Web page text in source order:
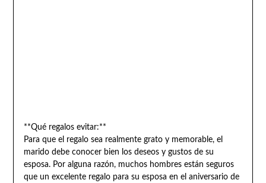
**Qué regalos evitar:**
Para que el regalo sea realmente grato y memorable, el
marido debe conocer bien los deseos y gustos de su
esposa. Por alguna razón, muchos hombres están seguros
que un excelente regalo para su esposa en el aniversario de